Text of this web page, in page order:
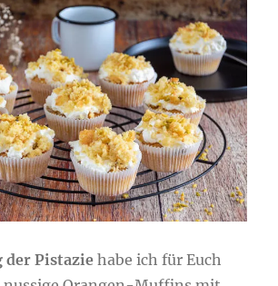
der Pistazie habe ich für Euch